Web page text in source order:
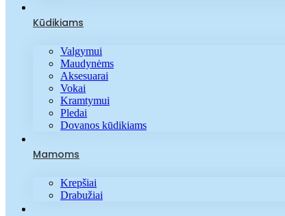
Kūdikiams
Valgymui
Maudynėms
Aksesuarai
Vokai
Kramtymui
Pledai
Dovanos kūdikiams
Mamoms
Krepšiai
Drabužiai